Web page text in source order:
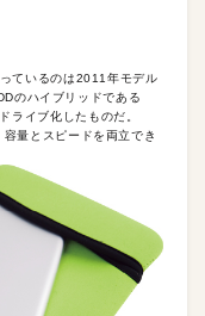
ているのは2011年モデル
のハイブリッドである
ライブ化したものだ。
量とスピードを両立でき